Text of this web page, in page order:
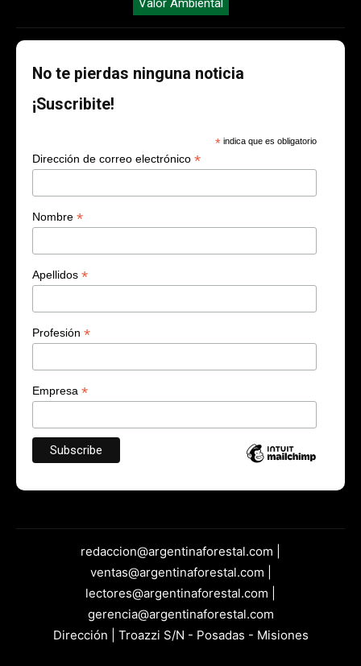
Valor Ambiental
No te pierdas ninguna noticia
¡Suscribite!
* indica que es obligatorio
Dirección de correo electrónico *
Nombre *
Apellidos *
Profesión *
Empresa *
redaccion@argentinaforestal.com |
ventas@argentinaforestal.com |
lectores@argentinaforestal.com |
gerencia@argentinaforestal.com
Dirección | Troazzi S/N - Posadas - Misiones